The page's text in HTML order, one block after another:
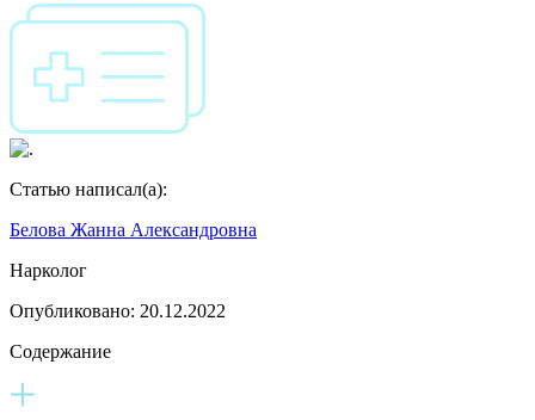
Статью написал(а):
Белова Жанна Александровна
Нарколог
Опубликовано: 20.12.2022
Содержание